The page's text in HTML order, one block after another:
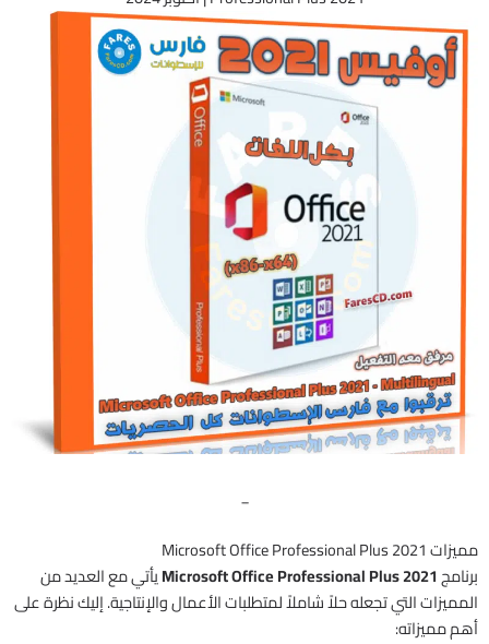
_
مميزات Microsoft Office Professional Plus 2021
برنامجMicrosoft Office Professional Plus 2021يأتي مع العديد من
المميزات التي تجعله حلاً شاملاً لمتطلبات الأعمال والإنتاجية. إليك نظرة على
أهم مميزاته: